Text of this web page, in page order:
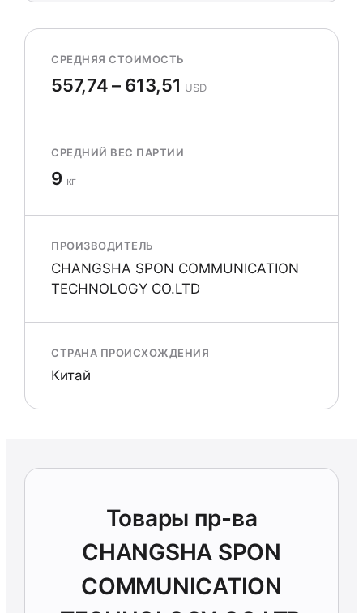
СРЕДНЯЯ СТОИМОСТЬ
557,74 – 613,51 USD
СРЕДНИЙ ВЕС ПАРТИИ
9 кг
ПРОИЗВОДИТЕЛЬ
CHANGSHA SPON COMMUNICATION
TECHNOLOGY CO.LTD
СТРАНА ПРОИСХОЖДЕНИЯ
Китай
Товары пр-ва
CHANGSHA SPON
COMMUNICATION